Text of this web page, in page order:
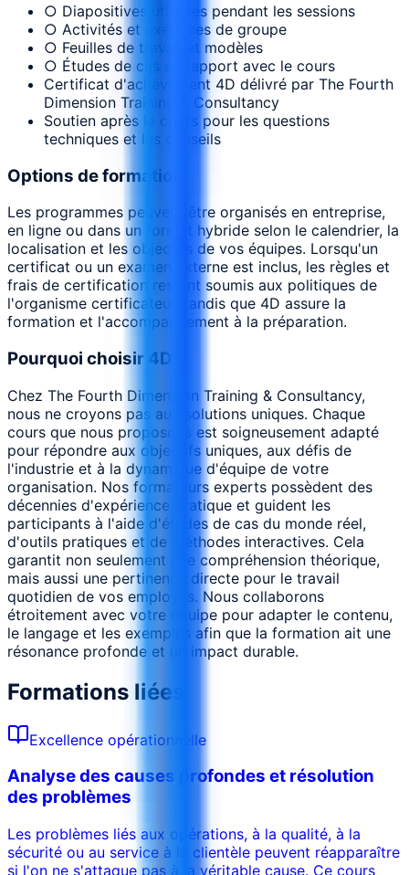
○ Diapositives utilisées pendant les sessions
○ Activités et exercices de groupe
○ Feuilles de travail et modèles
○ Études de cas en rapport avec le cours
Certificat d'achèvement 4D délivré par The Fourth
Dimension Training & Consultancy
Soutien après le cours pour les questions
techniques et les conseils
Options de formation
Les programmes peuvent être organisés en entreprise,
en ligne ou dans un format hybride selon le calendrier, la
localisation et les objectifs de vos équipes. Lorsqu'un
certificat ou un examen externe est inclus, les règles et
frais de certification restent soumis aux politiques de
l'organisme certificateur, tandis que 4D assure la
formation et l'accompagnement à la préparation.
Pourquoi choisir 4D
Chez The Fourth Dimension Training & Consultancy,
nous ne croyons pas aux solutions uniques. Chaque
cours que nous proposons est soigneusement adapté
pour répondre aux objectifs uniques, aux défis de
l'industrie et à la dynamique d'équipe de votre
organisation. Nos formateurs experts possèdent des
décennies d'expérience pratique et guident les
participants à l'aide d'études de cas du monde réel,
d'outils pratiques et de méthodes interactives. Cela
garantit non seulement une compréhension théorique,
mais aussi une pertinence directe pour le travail
quotidien de vos employés. Nous collaborons
étroitement avec votre équipe pour adapter le contenu,
le langage et les exemples afin que la formation ait une
résonance profonde et un impact durable.
Formations liées
Excellence opérationnelle
Analyse des causes profondes et résolution
des problèmes
Les problèmes liés aux opérations, à la qualité, à la
sécurité ou au service à la clientèle peuvent réapparaître
si l'on ne s'attaque pas à la véritable cause. Ce cours